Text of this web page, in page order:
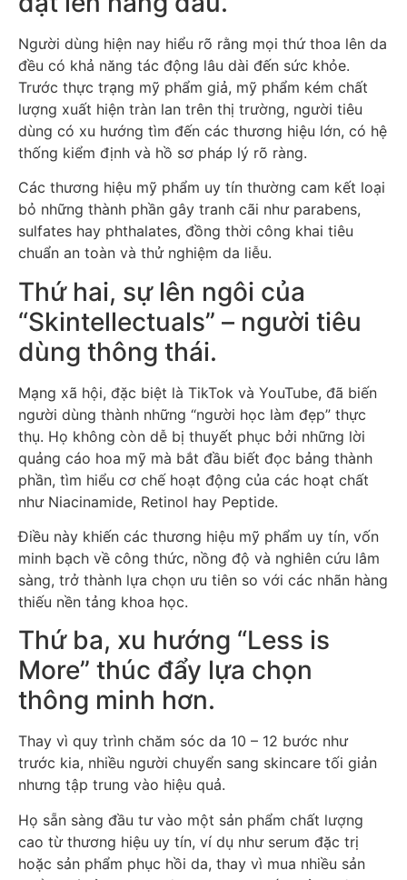
Người dùng hiện nay hiểu rõ rằng mọi thứ thoa lên da
đều có khả năng tác động lâu dài đến sức khỏe.
Trước thực trạng mỹ phẩm giả, mỹ phẩm kém chất
lượng xuất hiện tràn lan trên thị trường, người tiêu
dùng có xu hướng tìm đến các thương hiệu lớn, có hệ
thống kiểm định và hồ sơ pháp lý rõ ràng.
Các thương hiệu mỹ phẩm uy tín thường cam kết loại
bỏ những thành phần gây tranh cãi như parabens,
sulfates hay phthalates, đồng thời công khai tiêu
chuẩn an toàn và thử nghiệm da liễu.
Thứ hai, sự lên ngôi của
“Skintellectuals” – người tiêu
dùng thông thái.
Mạng xã hội, đặc biệt là TikTok và YouTube, đã biến
người dùng thành những “người học làm đẹp” thực
thụ. Họ không còn dễ bị thuyết phục bởi những lời
quảng cáo hoa mỹ mà bắt đầu biết đọc bảng thành
phần, tìm hiểu cơ chế hoạt động của các hoạt chất
như Niacinamide, Retinol hay Peptide.
Điều này khiến các thương hiệu mỹ phẩm uy tín, vốn
minh bạch về công thức, nồng độ và nghiên cứu lâm
sàng, trở thành lựa chọn ưu tiên so với các nhãn hàng
thiếu nền tảng khoa học.
Thứ ba, xu hướng “Less is
More” thúc đẩy lựa chọn
thông minh hơn.
Thay vì quy trình chăm sóc da 10 – 12 bước như
trước kia, nhiều người chuyển sang skincare tối giản
nhưng tập trung vào hiệu quả.
Họ sẵn sàng đầu tư vào một sản phẩm chất lượng
cao từ thương hiệu uy tín, ví dụ như serum đặc trị
hoặc sản phẩm phục hồi da, thay vì mua nhiều sản